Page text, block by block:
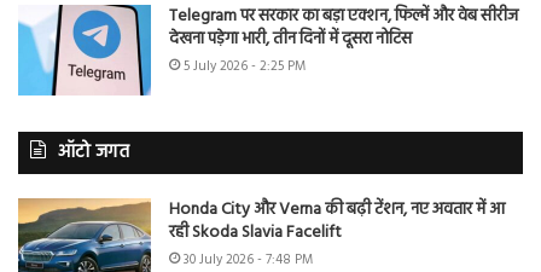
Telegram पर सरकार का बड़ा एक्शन, फिल्में और वेब सीरीज
देखना पड़ेगा भारी, तीन दिनों में दूसरा नोटिस
5 July 2026 - 2:25 PM
ऑटो जगत
Honda City और Verna की बढ़ी टेंशन, नए अवतार में आ
रही Skoda Slavia Facelift
30 July 2026 - 7:48 PM